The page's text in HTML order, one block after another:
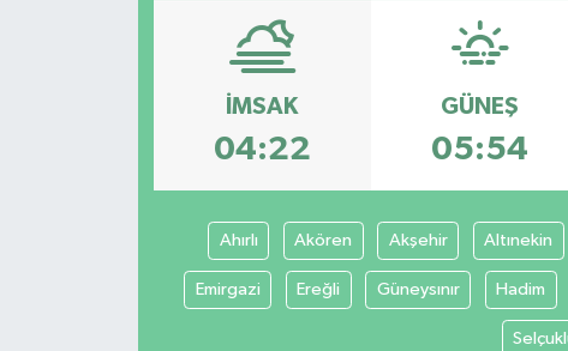
İMSAK
04:22
GÜNEŞ
05:54
Ahırlı Akören Akşehir Altınekin
Emirgazi Ereğli Güneysınır Hadim